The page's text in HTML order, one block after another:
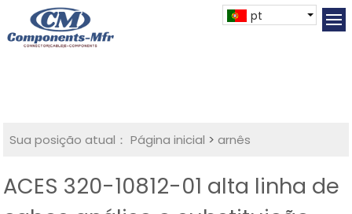
pt
Sua posição atual： Página inicial >arnês
ACES 320-10812-01 alta linha de